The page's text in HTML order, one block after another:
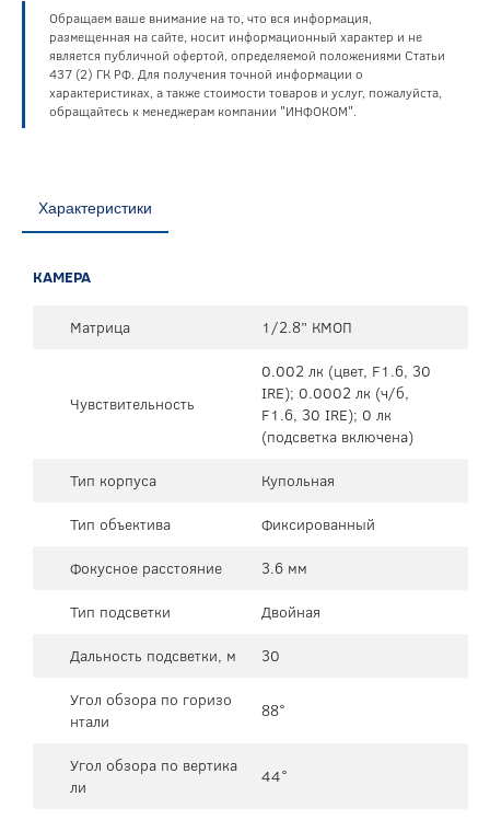
Обращаем ваше внимание на то, что вся информация,
размещенная на сайте, носит информационный характер и не
является публичной офертой, определяемой положениями Статьи
437 (2) ГК РФ. Для получения точной информации о
характеристиках, а также стоимости товаров и услуг, пожалуйста,
обращайтесь к менеджерам компании "ИНФОКОМ".
Характеристики
КАМЕРА
Матрица 1/2.8” КМОП
Чувствительность
0.002 лк (цвет, F1.6, 30
IRE); 0.0002 лк (ч/б,
F1.6, 30 IRE); 0 лк
(подсветка включена)
Тип корпуса
Купольная
Тип объектива
Фиксированный
Фокусное расстояние
3.6 мм
Тип подсветки
Двойная
Дальность подсветки, м
30
Угол обзора по горизо
нтали
88°
Угол обзора по вертика
ли
44°